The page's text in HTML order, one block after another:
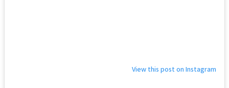
View this post on Instagram